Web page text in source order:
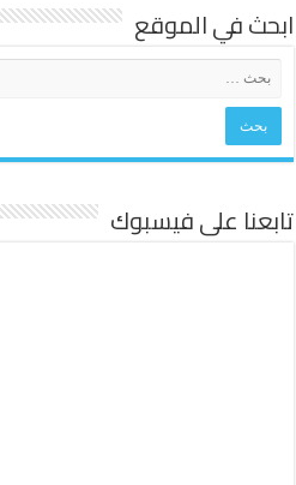
ابحث في الموقع
تابعنا على فيسبوك